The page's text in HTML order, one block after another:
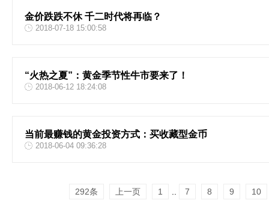
金价跌跌不休 千二时代将再临？
2018-07-18 15:00:58
“火热之夏”：黄金季节性牛市要来了！
2018-06-12 18:24:08
当前最赚钱的黄金投资方式：买收藏型金币
2018-06-04 09:36:28
292条 上一页 1 7 8 9 10